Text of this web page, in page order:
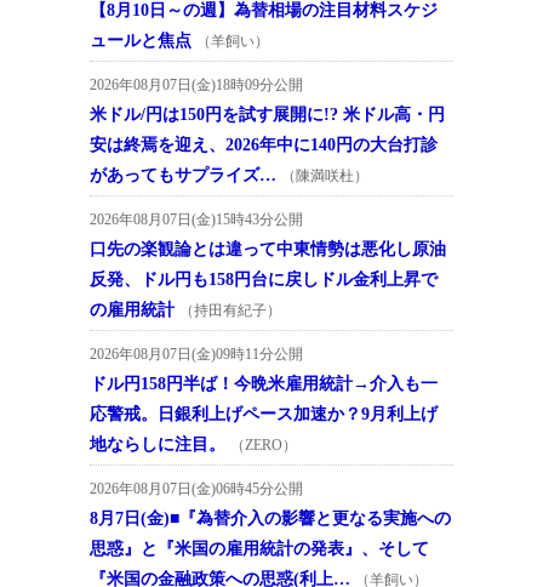
【8月10日～の週】為替相場の注目材料スケジ
ュールと焦点
（羊飼い）
2026年08月07日(金)18時09分公開
米ドル/円は150円を試す展開に!? 米ドル高・円
安は終焉を迎え、2026年中に140円の大台打診
があってもサプライズ…
（陳満咲杜）
2026年08月07日(金)15時43分公開
口先の楽観論とは違って中東情勢は悪化し原油
反発、ドル円も158円台に戻しドル金利上昇で
の雇用統計
（持田有紀子）
2026年08月07日(金)09時11分公開
ドル円158円半ば！今晩米雇用統計→介入も一
応警戒。日銀利上げペース加速か？9月利上げ
地ならしに注目。
（ZERO）
2026年08月07日(金)06時45分公開
8月7日(金)■『為替介入の影響と更なる実施への
思惑』と『米国の雇用統計の発表』、そして
『米国の金融政策への思惑(利上…
（羊飼い）